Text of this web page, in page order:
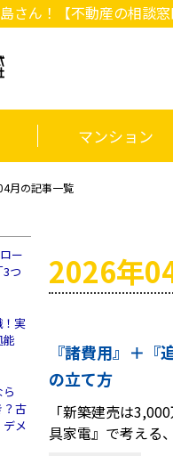
さん！【不動産の相談
マンション
月の記事一覧
ー
つ
実
能
？古
メ
2026年
『諸費用』＋
の立て方
「新築建売は
具家電』で考える